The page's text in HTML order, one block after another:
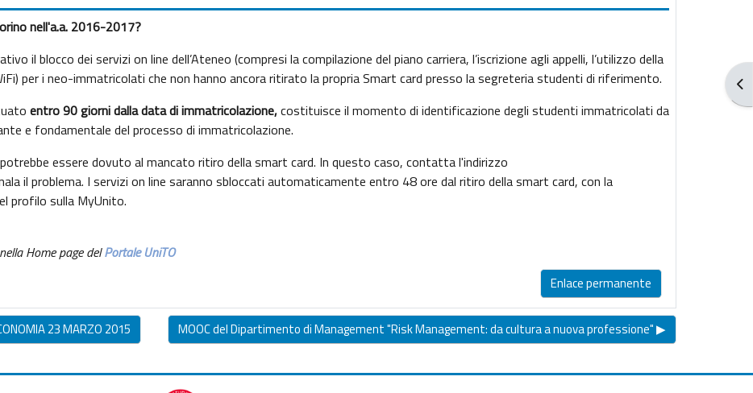
nell'a.a. 2016-2017?
il blocco dei servizi on line dell’Ateneo (compresi la compilazione del piano carriera, l’iscrizione agli appelli, l’utilizzo della
per i neo-immatricolati che non hanno ancora ritirato la propria Smart card presso la segreteria studenti di riferimento.
entro 90 giorni dalla data di immatricolazione,costituisce il momento di identificazione degli studenti immatricolati da
e fondamentale del processo di immatricolazione.
essere dovuto al mancato ritiro della smart card. In questo caso, contatta l'indirizzo
il problema. I servizi on line saranno sbloccati automaticamente entro 48 ore dal ritiro della smart card, con la
profilo sulla MyUnito.
Home page delPortale UniTO
Enlace permanente
23 MARZO 2015 MOOC del Dipartimento di Management "Risk Management: da cultura a nuova professione" ▶︎